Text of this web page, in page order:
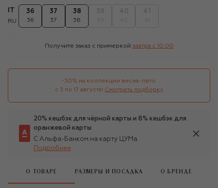
RU
36
36
37
37
38
38
Получите заказ с примеркой завтра c 10:00
-30% на коллекции весна-лето
с 3 по 17 августа! Смотреть подборку
20% кешбэк для чёрной карты и 8% кешбэк для
оранжевой карты
С Альфа-Банком на карту ЦУМа
Подробнее
О ТОВАРЕ РАЗМЕРЫ И ПОСАДКА О БРЕНДЕ